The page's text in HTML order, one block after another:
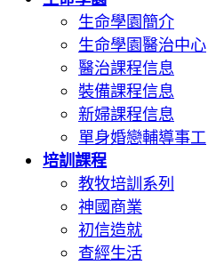
生命學園簡介
生命學園醫治中心
醫治課程信息
裝備課程信息
新婦課程信息
單身婚戀輔導事工
培訓課程
教牧培訓系列
神國商業
初信造就
查經生活